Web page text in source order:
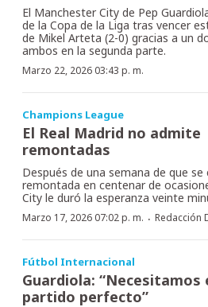
El Manchester City de Pep
de la Copa de la Liga tras vencer
de Mikel Arteta (2-0) gracias a un
ambos en la segunda parte.
Marzo 22, 2026 03:43 p. m.
Champions League
El Real Madrid no admite
remontadas
Después de una semana de que se
remontada en centenar de
City le duró la esperanza veinte
Marzo 17, 2026 07:02 p. m. · Redacción
Fútbol Internacional
Guardiola: “Necesitamos
partido perfecto”